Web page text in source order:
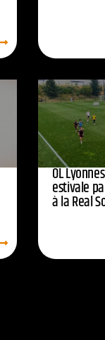
OL
estivale
à la Real